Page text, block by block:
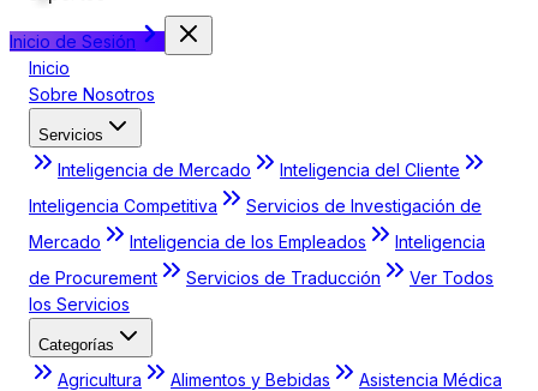
Inicio de Sesión
Inicio
Sobre Nosotros
Servicios
Inteligencia de Mercado
Inteligencia del Cliente
Inteligencia Competitiva
Servicios de Investigación de
Mercado
Inteligencia de los Empleados
Inteligencia
de Procurement
Servicios de Traducción
Ver Todos
los Servicios
Categorías
Agricultura Alimentos y Bebidas
Asistencia Médica